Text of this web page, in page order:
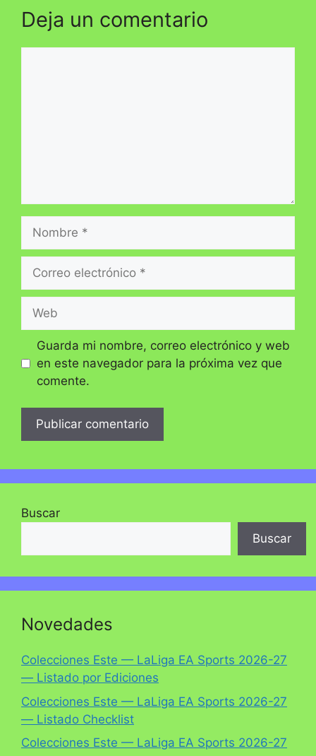
Deja un comentario
electrónico
Guarda mi nombre, correo electrónico y web
en este navegador para la próxima vez que
comente.
Buscar
Buscar
Novedades
Colecciones Este — LaLiga EA Sports 2026-27
— Listado por Ediciones
Colecciones Este — LaLiga EA Sports 2026-27
— Listado Checklist
Colecciones Este — LaLiga EA Sports 2026-27